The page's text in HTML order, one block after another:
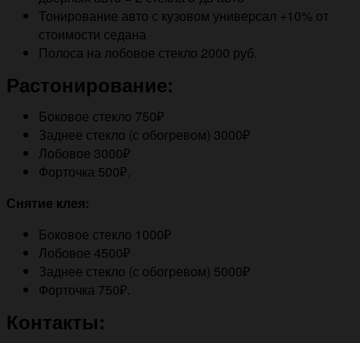
Тонирование авто с кузовом универсал +10% от
стоимости седана
Полоса на лобовое стекло 2000 руб.
Растонирование:
Боковое стекло 750₽
Заднее стекло (с обогревом) 3000₽
Лобовое 3000₽
Форточка 500₽.
Снятие клея:
Боковое стекло 1000₽
Лобовое 4500₽
Заднее стекло (с обогревом) 5000₽
Форточка 750₽.
Контакты: